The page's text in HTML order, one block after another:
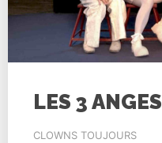
LES 3 ANGES
CLOWNS TOUJOURS